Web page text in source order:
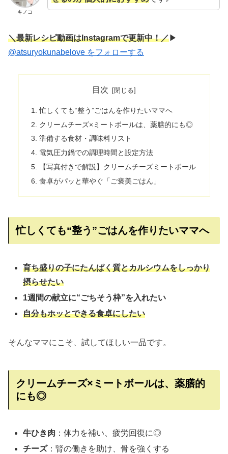
キノコ
＼最新レシピ動画はInstagramで更新中！／▶︎
@atsuryokunabelove をフォローする
目次
忙しくても“整う”ごはんを作りたいママへ
クリームチーズ×ミートボールは、薬膳的にも◎
準備する食材・調味料リスト
電気圧力鍋での調理時間と設定方法
【写真付きで解説】クリームチーズミートボール
食卓がパッと華やぐ「ご褒美ごはん」
忙しくても“整う”ごはんを作りたいママへ
育ち盛りの子にたんぱく質とカルシウムをしっかり
摂らせたい
1週間の献立に“ごちそう枠”を入れたい
自分もホッとできる食卓にしたい
そんなママにこそ、試してほしい一品です。
クリームチーズ×ミートボールは、薬膳的
にも◎
牛ひき肉 ：体力を補い、疲労回復に◎
チーズ：腎の働きを助け、骨を強くする